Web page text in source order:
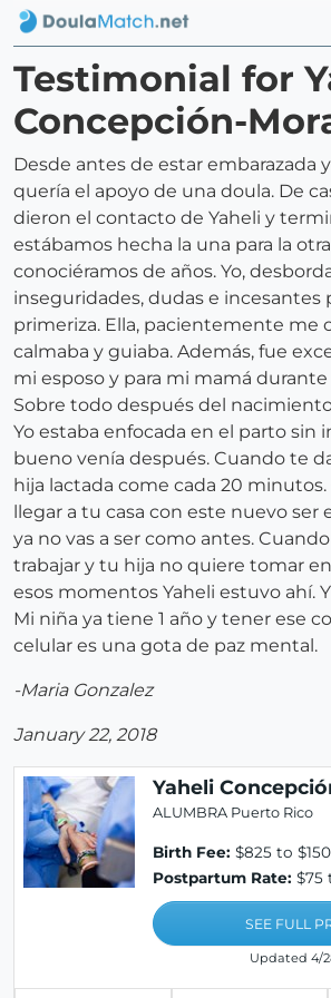
Testimonial for
Concepción-
Desde antes de estar embarazada
quería el apoyo de una doula. De
dieron el contacto de Yaheli y
estábamos hecha la una para la
conociéramos de años. Yo,
inseguridades, dudas e incesantes
primeriza. Ella, pacientemente me
calmaba y guiaba. Además, fue
mi esposo y para mi mamá
Sobre todo después del
Yo estaba enfocada en el parto sin
bueno venía después. Cuando te
hija lactada come cada 20
llegar a tu casa con este nuevo ser
ya no vas a ser como antes.
trabajar y tu hija no quiere tomar
esos momentos Yaheli estuvo ahí.
Mi niña ya tiene 1 año y tener ese
celular es una gota de paz mental.
-Maria Gonzalez
January 22, 2018
Yaheli
ALUMBRA Puerto Rico
Birth Fee: $825 to
Postpartum Rate: $75
SEE FULL
Updated 4/